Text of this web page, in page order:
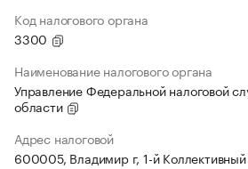
Код налогового органа
3300
Наименование налогового органа
Управление Федеральной налоговой
области
Адрес налоговой
600005, Владимир г, 1-й